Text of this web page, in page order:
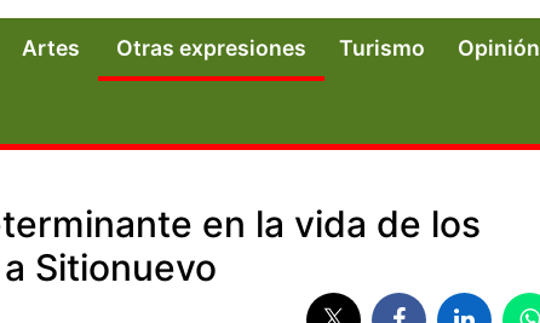
Artes Otras expresiones Turismo Opinión
en la vida de los
Sitionuevo